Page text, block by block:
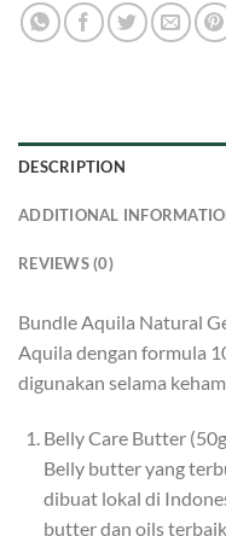
this
product
DESCRIPTION
ADDITIONAL
REVIEWS (0)
Bundle Aquila Natural
Aquila dengan formula
digunakan selama
Belly Care Butter
Belly butter yang
dibuat lokal di
butter dan oils